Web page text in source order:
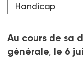
Handicap
Au cours de sa
générale, le 6